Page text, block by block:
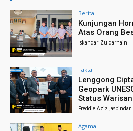
Berita
Kunjungan
Atas Orang
Iskandar Zulqarnain -
Fakta
Lenggong
Geopark
Status
Freddie Aziz Jasbindar
Agama